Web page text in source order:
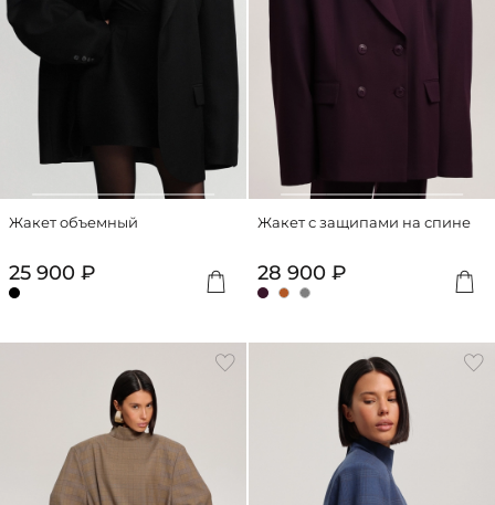
Жакет объемный
25 900 ₽
Жакет с защипами на спине
28 900 ₽